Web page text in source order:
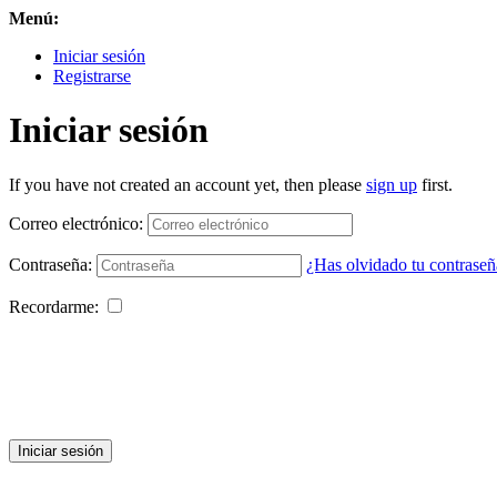
Menú:
Iniciar sesión
Registrarse
Iniciar sesión
If you have not created an account yet, then please sign up first.
Correo electrónico:
Contraseña: ¿Has olvidado tu
Recordarme:
Iniciar sesión